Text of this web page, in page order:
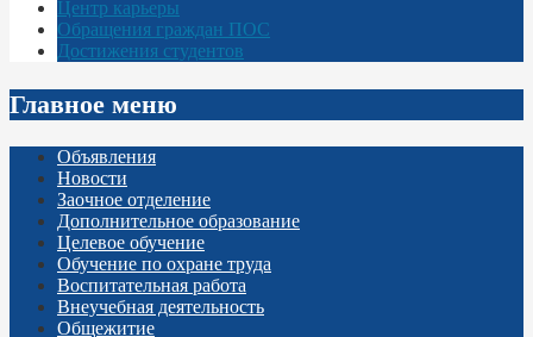
Центр карьеры
Обращения граждан ПОС
Достижения студентов
Главное меню
Объявления
Новости
Заочное отделение
Дополнительное образование
Целевое обучение
Обучение по охране труда
Воспитательная работа
Внеучебная деятельность
Общежитие